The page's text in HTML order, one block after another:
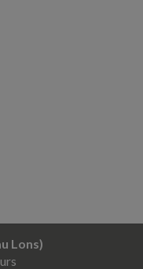
Lons)